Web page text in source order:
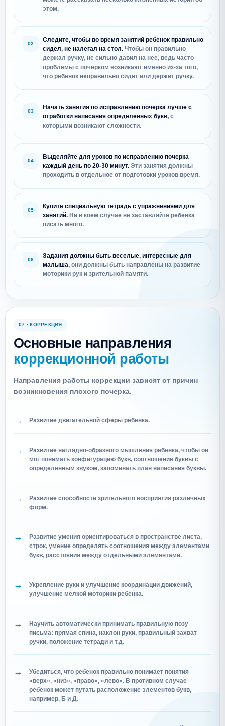
этом.
Следите, чтобы во время занятий ребенок правильно
сидел, не налегал на стол. Чтобы он правильно
держал ручку, не сильно давил на нее, ведь часто
проблемы с почерком возникают именно из-за того,
что ребенок неправильно сидит или держит ручку.
Начать занятия по исправлению почерка лучше с
отработки написания определенных букв, с
которыми возникают сложности.
Выделяйте для уроков по исправлению почерка
каждый день по 20-30 минут. Эти занятия должны
проходить в отдельное от подготовки уроков время.
Купите специальную тетрадь с упражнениями для
занятий. Ни в коем случае не заставляйте ребенка
писать много.
Задания должны быть веселые, интересные для
малыша, они должны быть направлены на развитие
моторики рук и зрительной памяти.
07 · КОРРЕКЦИЯ
Основные направления
коррекционной работы
Направления работы коррекции зависят от причин
возникновения плохого почерка.
Развитие двигательной сферы ребенка.
Развитие наглядно-образного мышления ребенка, чтобы он
мог понимать конфигурацию букв, соотношение буквы с
определенным звуком, запоминать план написания буквы.
Развитие способности зрительного восприятия различных
форм.
Развитие умения ориентироваться в пространстве листа,
строк, умение определять соотношения между элементами
букв, расстояния между отдельными элементами.
Укрепление руки и улучшение координации движений,
улучшение мелкой моторики ребенка.
Научить автоматически принимать правильную позу
письма: прямая спина, наклон руки, правильный захват
ручки, положение тетради и т.д.
Убедиться, что ребенок правильно понимает понятия
«верх», «низ», «право», «лево». В противном случае
ребенок может путать расположение элементов букв,
например, Б и Д.